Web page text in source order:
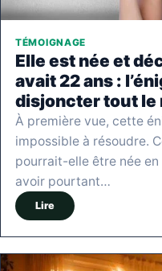
TÉMOIGNAGE
Elle est née et
avait 22 ans :
disjoncter tout le
À première vue, cette
impossible à résoudre.
pourrait-elle être née en
avoir pourtant…
Lire